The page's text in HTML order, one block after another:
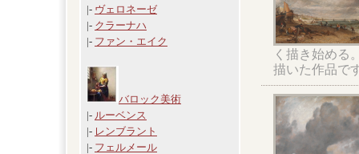
|- ヴェロネーゼ
|- クラーナハ
|- ファン・エイク
バロック美術
|- ルーベンス
|- レンブラント
|- フェルメール
く描き始める
描いた作品で